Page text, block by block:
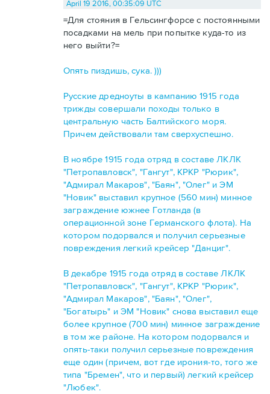
April 19 2016, 00:35:09 UTC
=Для стояния в Гельсингфорсе с постоянными
посадками на мель при попытке куда-то из
него выйти?=
Опять пиздишь, сука. )))
Русские дредноуты в кампанию 1915 года
трижды совершали походы только в
центральную часть Балтийского моря.
Причем действовали там сверхуспешно.
В ноябре 1915 года отряд в составе ЛКЛК
"Петропавловск", "Гангут", КРКР "Рюрик",
"Адмирал Макаров", "Баян", "Олег" и ЭМ
"Новик" выставил крупное (560 мин) минное
заграждение южнее Готланда (в
операционной зоне Германского флота). На
котором подорвался и получил серьезные
повреждения легкий крейсер "Данциг".
В декабре 1915 года отряд в составе ЛКЛК
"Петропавловск", "Гангут", КРКР "Рюрик",
"Адмирал Макаров", "Баян", "Олег",
"Богатырь" и ЭМ "Новик" снова выставил еще
более крупное (700 мин) минное заграждение
в том же районе. На котором подорвался и
опять-таки получил серьезные повреждения
еще один (причем, вот где ирония-то, того же
типа "Бремен", что и первый) легкий крейсер
"Любек".